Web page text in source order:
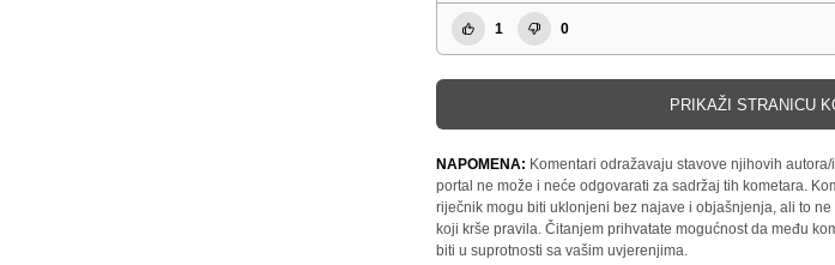
1 0
PRIKAŽI STRANICU
NAPOMENA: Komentari odražavaju stavove njihovih
portal ne može i neće odgovarati za sadržaj tih kometara.
riječnik mogu biti uklonjeni bez najave i objašnjenja, ali to
koji krše pravila. Čitanjem prihvatate mogućnost da među
biti u suprotnosti sa vašim uvjerenjima.